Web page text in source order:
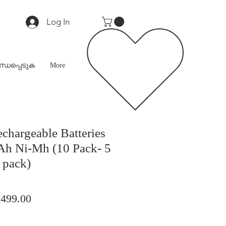
Log In
More
Batteries
Ni-Mh (10 Pack- 5
Sale